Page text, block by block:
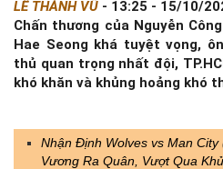
LÊ THÀNH VŨ - 13:25 - 15/10/
Chấn thương của Nguyễn
Hae Seong khá tuyệt vọng,
thủ quan trọng nhất đội,
khó khăn và khủng hoảng khó
Nhận Định Wolves vs Man
Vương Ra Quân, Vượt Qua